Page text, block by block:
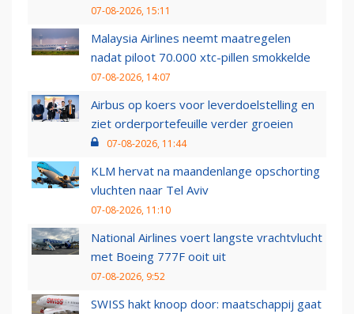
07-08-2026, 15:11
Malaysia Airlines neemt maatregelen
nadat piloot 70.000 xtc-pillen smokkelde
07-08-2026, 14:07
Airbus op koers voor leverdoelstelling en
ziet orderportefeuille verder groeien
07-08-2026, 11:44
KLM hervat na maandenlange opschorting
vluchten naar Tel Aviv
07-08-2026, 11:10
National Airlines voert langste vrachtvlucht
met Boeing 777F ooit uit
07-08-2026, 9:52
SWISS hakt knoop door: maatschappij gaat